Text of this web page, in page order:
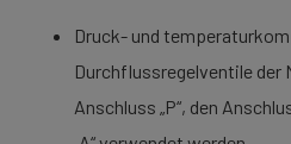
Druck- und
Durchflussregelventile der
Anschluss „P“, den